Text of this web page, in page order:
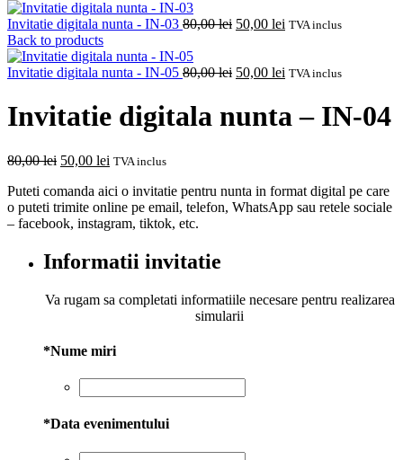
Invitatie digitala nunta - IN-03 80,00lei Prețul
fost:
50,00 lei Prețul
50,00 lei.
TVA inclus
Back to products
Invitatie digitala nunta - IN-05 80,00lei Prețul
fost:
50,00 lei Prețul
50,00 lei.
TVA inclus
Invitatie digitala nunta – IN-04
80,00lei Prețul
a
fost:
80,00 lei.
50,00 lei Prețul
este:
50,00 lei.
TVA inclus
Puteti comanda aici o invitatie pentru nunta in format digital pe care
o puteti trimite online pe email, telefon, WhatsApp sau retele sociale
– facebook, instagram, tiktok, etc.
Informatii invitatie
Va rugam sa completati informatiile necesare pentru realizarea
simularii
*Nume miri
*Data evenimentului